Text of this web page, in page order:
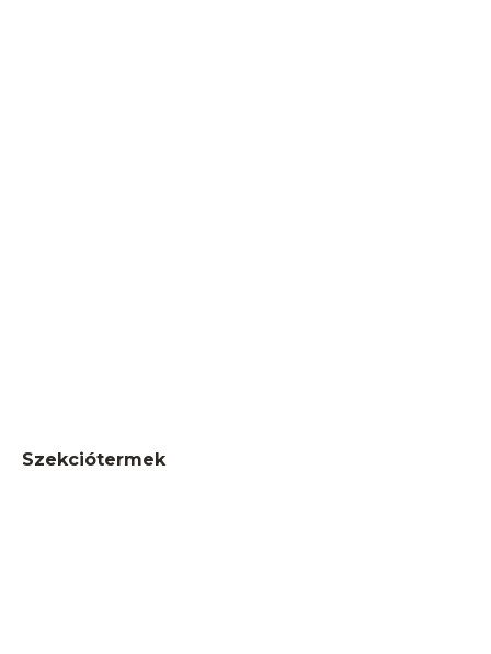
Szekciótermek